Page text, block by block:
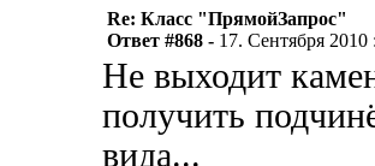
Re: Класс "ПрямойЗапрос"
Ответ #868 - 17. Сентября 2010
Не выходит
получить
вида...